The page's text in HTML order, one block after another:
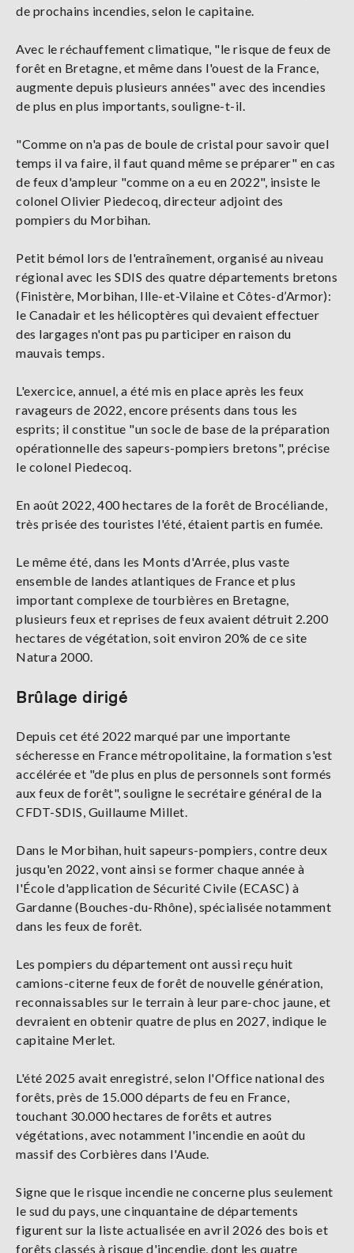
de prochains incendies, selon le capitaine.
Avec le réchauffement climatique, "le risque de feux de
forêt en Bretagne, et même dans l'ouest de la France,
augmente depuis plusieurs années" avec des incendies
de plus en plus importants, souligne-t-il.
"Comme on n'a pas de boule de cristal pour savoir quel
temps il va faire, il faut quand même se préparer" en cas
de feux d'ampleur "comme on a eu en 2022", insiste le
colonel Olivier Piedecoq, directeur adjoint des
pompiers du Morbihan.
Petit bémol lors de l'entraînement, organisé au niveau
régional avec les SDIS des quatre départements bretons
(Finistère, Morbihan, Ille-et-Vilaine et Côtes-d’Armor):
le Canadair et les hélicoptères qui devaient effectuer
des largages n'ont pas pu participer en raison du
mauvais temps.
L'exercice, annuel, a été mis en place après les feux
ravageurs de 2022, encore présents dans tous les
esprits; il constitue "un socle de base de la préparation
opérationnelle des sapeurs-pompiers bretons", précise
le colonel Piedecoq.
En août 2022, 400 hectares de la forêt de Brocéliande,
très prisée des touristes l'été, étaient partis en fumée.
Le même été, dans les Monts d'Arrée, plus vaste
ensemble de landes atlantiques de France et plus
important complexe de tourbières en Bretagne,
plusieurs feux et reprises de feux avaient détruit 2.200
hectares de végétation, soit environ 20% de ce site
Natura 2000.
Brûlage dirigé
Depuis cet été 2022 marqué par une importante
sécheresse en France métropolitaine, la formation s'est
accélérée et "de plus en plus de personnels sont formés
aux feux de forêt", souligne le secrétaire général de la
CFDT-SDIS, Guillaume Millet.
Dans le Morbihan, huit sapeurs-pompiers, contre deux
jusqu'en 2022, vont ainsi se former chaque année à
l'École d'application de Sécurité Civile (ECASC) à
Gardanne (Bouches-du-Rhône), spécialisée notamment
dans les feux de forêt.
Les pompiers du département ont aussi reçu huit
camions-citerne feux de forêt de nouvelle génération,
reconnaissables sur le terrain à leur pare-choc jaune, et
devraient en obtenir quatre de plus en 2027, indique le
capitaine Merlet.
L'été 2025 avait enregistré, selon l'Office national des
forêts, près de 15.000 départs de feu en France,
touchant 30.000 hectares de forêts et autres
végétations, avec notamment l'incendie en août du
massif des Corbières dans l'Aude.
Signe que le risque incendie ne concerne plus seulement
le sud du pays, une cinquantaine de départements
figurent sur la liste actualisée en avril 2026 des bois et
forêts classés à risque d'incendie, dont les quatre